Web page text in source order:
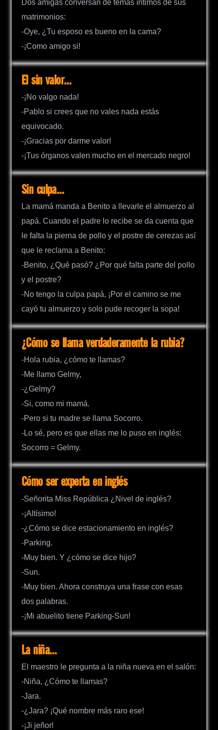
Dos amigas conversan de temas íntimos de sus
matrimonios:
-Oye, ¿Tu esposo es bueno en la cama?
-¡Como amigo si!
El sin valor…
-¡No valgo nada!
-Pablo si crees que no vales nada estás
equivocado.
-¡Gracias por darme valor!
-¡Tus órganos valen mucho en el mercado negro!
Sin culpa…
La mamá manda a Benito a llevarle el almuerzo al
papá. Cuando el padre lo recibe se da cuenta que
le falta la pierna de pollo y el postre de cerezas así
que le reclama a Benito:
-Benito, ¿Qué pasó? ¿Por qué falta parte del pollo
y el postre?
-No tengo la culpa papá, ¡Por el camino se me
cayó tu almuerzo y solo pude recoger la sopa!
¿Cómo se llama verdaderamente la rubia?
-Hola rubia, ¿cómo te llamas?
-Me llamo Gelmy,
-¿Gelmy?
-Si, como mi mamá.
-Pero si tu madre se llama Socorro.
-Lo sé, pero es que ellas me lo puso en inglés:
Socorro = Gelmy.
Cómo ser experta en inglés
-Señorita Miss República ¿Nivel de inglés?
-¡Altísimo!
-¿Cómo se dice estacionamiento en inglés?
-Parking.
-Muy bien. Y ¿cómo se dice hijo?
-Sun.
-Muy bien. Ahora construya una frase con esas
dos palabras.
-¡Mi abuelito tiene Parking-Sun!
La niña…
El maestro le pregunta a la niña nueva en el salón:
-Niña, ¿Cómo te llamas?
-Jara.
-¿Jara? ¡Qué nombre más raro ese!
-¡Ji jeñor!